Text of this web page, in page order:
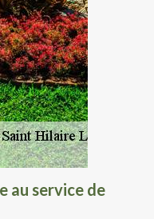
au service de